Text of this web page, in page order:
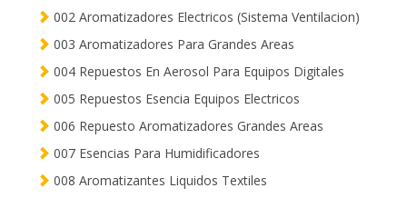
002 Aromatizadores Electricos (Sistema Ventilacion)
003 Aromatizadores Para Grandes Areas
004 Repuestos En Aerosol Para Equipos Digitales
005 Repuestos Esencia Equipos Electricos
006 Repuesto Aromatizadores Grandes Areas
007 Esencias Para Humidificadores
008 Aromatizantes Liquidos Textiles